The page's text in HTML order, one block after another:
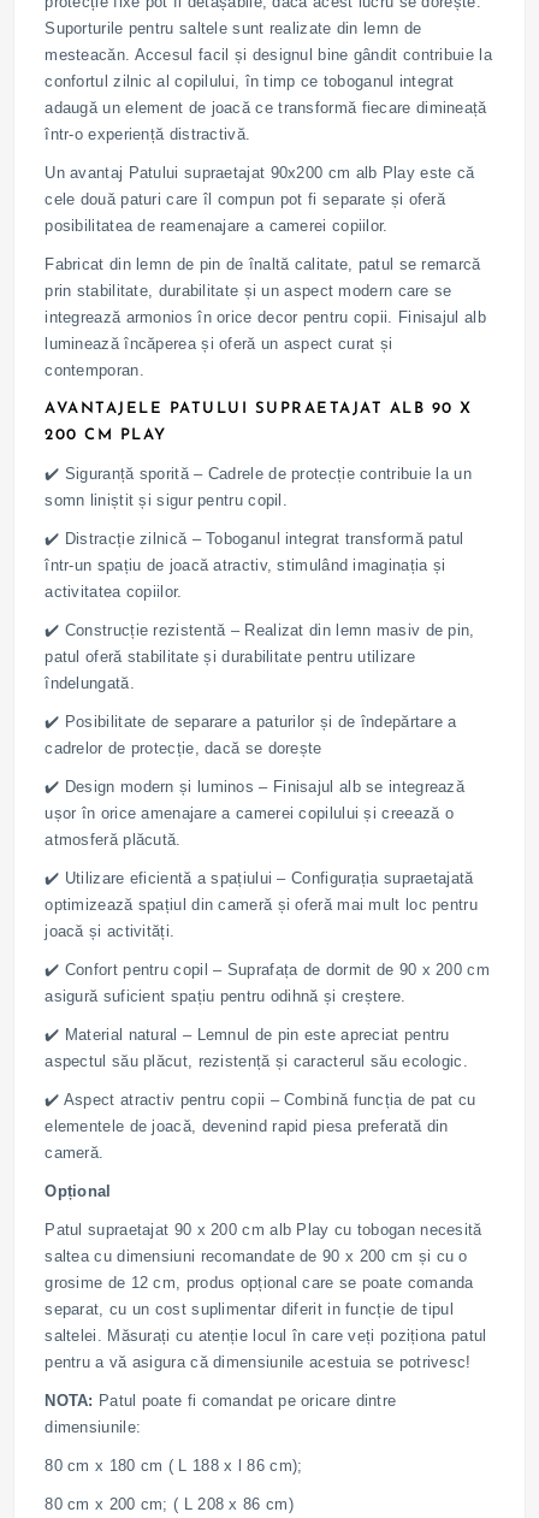
Suporturile pentru saltele sunt realizate din lemn de
mesteacăn. Accesul facil și designul bine gândit contribuie la
confortul zilnic al copilului, în timp ce toboganul integrat
adaugă un element de joacă ce transformă fiecare dimineață
într-o experiență distractivă.
Un avantaj Patului supraetajat 90x200 cm alb Play este că
cele două paturi care îl compun pot fi separate și oferă
posibilitatea de reamenajare a camerei copiilor.
Fabricat din lemn de pin de înaltă calitate, patul se remarcă
prin stabilitate, durabilitate și un aspect modern care se
integrează armonios în orice decor pentru copii. Finisajul alb
luminează încăperea și oferă un aspect curat și
contemporan.
AVANTAJELE PATULUI SUPRAETAJAT ALB 90 X
200 CM PLAY
✔️ Siguranță sporită – Cadrele de protecție contribuie la un
somn liniștit și sigur pentru copil.
✔️ Distracție zilnică – Toboganul integrat transformă patul
într-un spațiu de joacă atractiv, stimulând imaginația și
activitatea copiilor.
✔️ Construcție rezistentă – Realizat din lemn masiv de pin,
patul oferă stabilitate și durabilitate pentru utilizare
îndelungată.
✔️ Posibilitate de separare a paturilor și de îndepărtare a
cadrelor de protecție, dacă se dorește
✔️ Design modern și luminos – Finisajul alb se integrează
ușor în orice amenajare a camerei copilului și creează o
atmosferă plăcută.
✔️ Utilizare eficientă a spațiului – Configurația supraetajată
optimizează spațiul din cameră și oferă mai mult loc pentru
joacă și activități.
✔️ Confort pentru copil – Suprafața de dormit de 90 x 200 cm
asigură suficient spațiu pentru odihnă și creștere.
✔️ Material natural – Lemnul de pin este apreciat pentru
aspectul său plăcut, rezistență și caracterul său ecologic.
✔️ Aspect atractiv pentru copii – Combină funcția de pat cu
elementele de joacă, devenind rapid piesa preferată din
cameră.
Opțional
Patul supraetajat 90 x 200 cm alb Play cu tobogan necesită
saltea cu dimensiuni recomandate de 90 x 200 cm și cu o
grosime de 12 cm, produs opțional care se poate comanda
separat, cu un cost suplimentar diferit in funcție de tipul
saltelei. Măsurați cu atenție locul în care veți poziționa patul
pentru a vă asigura că dimensiunile acestuia se potrivesc!
NOTA: Patul poate fi comandat pe oricare dintre
dimensiunile:
80 cm x 180 cm ( L 188 x l 86 cm);
80 cm x 200 cm; ( L 208 x 86 cm)